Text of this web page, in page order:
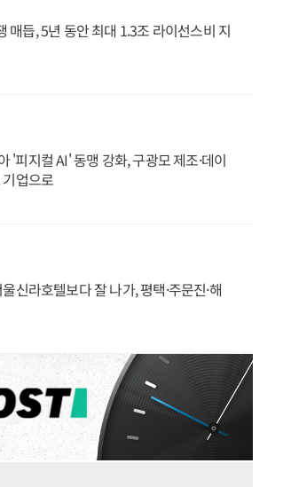
매듭, 5년 동안 최대 1.3조 라이선스비 지
'피지컬 AI' 동맹 강화, 구광모 제조·데이
기업으로
신라호텔보다 잘 나가, 평택·주문진·해